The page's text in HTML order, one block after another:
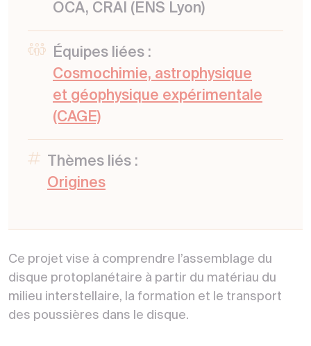
OCA, CRAI (ENS Lyon)
Équipes liées :
Cosmochimie, astrophysique
et géophysique expérimentale
(CAGE)
Thèmes liés :
Origines
Ce projet vise à comprendre l’assemblage du
disque protoplanétaire à partir du matériau du
milieu interstellaire, la formation et le transport
des poussières dans le disque.